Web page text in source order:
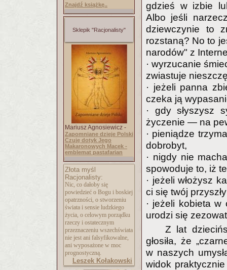
Znajdź książkę..
Sklepik "Racjonalisty"
Mariusz Agnosiewicz -
Zapomniane dzieje Polski
Czuję dotyk Jego
Makaronowych Macek -
emblemat pastafarian
Złota myśl
Racjonalisty:
Nic, co dałoby się
powiedzieć o Bogu i boskiej
opatrzności, o stworzeniu
świata i sensie ludzkiego
życia, o celowym porządku
rzeczy i ostatecznym
przeznaczeniu wszechświata
nie jest ani falsyfikowalne,
ani wyposażone w moc
prognostyczną.
Leszek Kołakowski
gdzieś w izbie
Albo jeśli
dziewczynie to
rozstaną? No to
narodów" z
· wyrzucanie
zwiastuje
· jeżeli panna
czeka ją
· gdy słyszysz
życzenie — na
· pieniądze
dobrobyt,
· nigdy nie
spowoduje to, iż
· jeżeli włożysz
ci się twój
· jeżeli kobieta
urodzi się
Z lat
głosiła, że
w naszych
widok